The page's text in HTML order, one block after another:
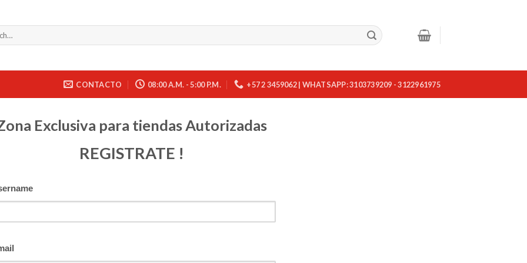
CONTACTO 08:00 A.M. - 5:00 P.M. +57 2 3459062 | WHATSAPP: 3103739209 - 3122961975
Exclusiva para tiendas Autorizadas
REGISTRATE !